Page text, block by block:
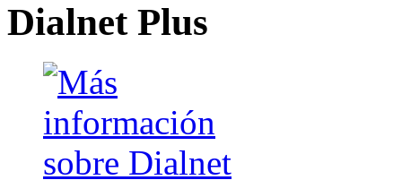
Dialnet Plus